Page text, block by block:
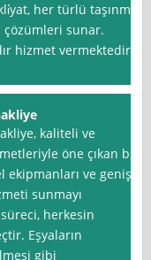
her türlü taşınma
çözümleri sunar.
hizmet vermektedir
kaliteli ve
öne çıkan bir
ekipmanları ve geniş
sunmayı
herkesin
Eşyaların
gibi